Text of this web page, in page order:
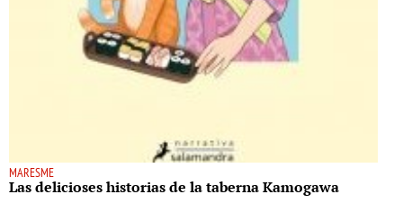
MARESME
Las delicioses historias de la taberna Kamogawa